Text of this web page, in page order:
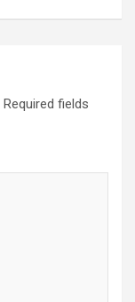
Required fields